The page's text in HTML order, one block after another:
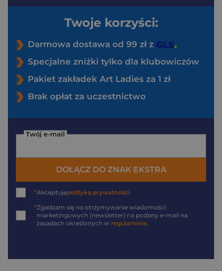
Twoje korzyści:
Darmowa dostawa od 99 zł z
Specjalne zniżki tylko dla klubowiczów
Pakiet zakładek Art Ladies za 1 zł
Brak opłat za uczestnictwo
Twój e-mail
DOŁĄCZ DO ZNAK EKSTRA
*Akceptujępolitykę prywatności
*Zgadzam się na otrzymywanie wiadomości
marketingowych (newsletter) na podany e-mail na
zasadach określonych w regulaminie.